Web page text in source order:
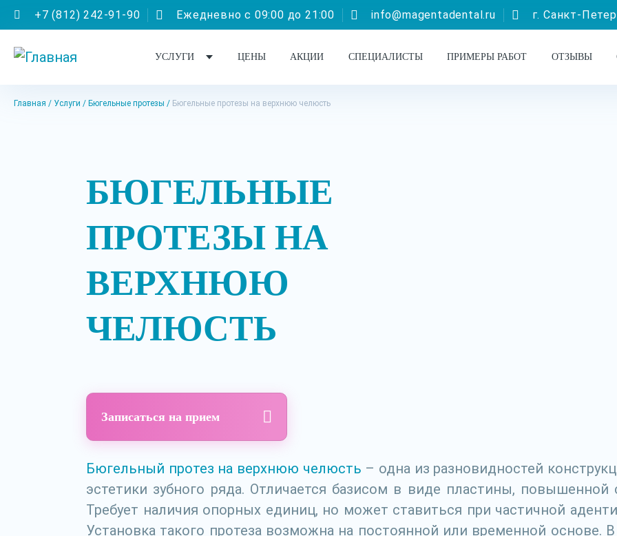
+7 (812) 242-91-90 Ежедневно с 09:00 до 21:00 info@magentadental.ru г. Санкт-
УСЛУГИ ЦЕНЫ АКЦИИ СПЕЦИАЛИСТЫ ПРИМЕРЫ РАБОТ ОТЗЫВЫ
Главная Услуги Бюгельные протезы Бюгельные протезы на верхнюю челюсть
БЮГЕЛЬНЫЕ
ПРОТЕЗЫ НА
ВЕРХНЮЮ
ЧЕЛЮСТЬ
Записаться на прием
Бюгельный протез на верхнюю челюсть – одна из разновидностей
эстетики зубного ряда. Отличается базисом в виде пластины,
Требует наличия опорных единиц, но может ставиться при частичной
Установка такого протеза возможна на постоянной или временной основе.